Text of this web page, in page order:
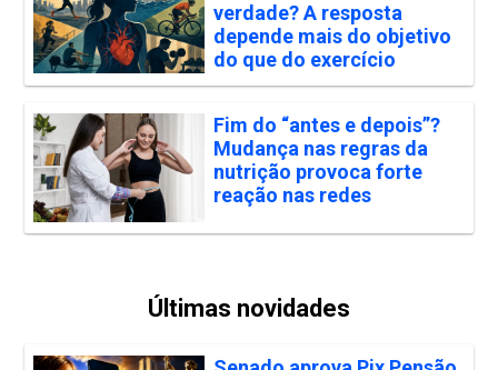
verdade? A resposta
depende mais do objetivo
do que do exercício
Fim do “antes e depois”?
Mudança nas regras da
nutrição provoca forte
reação nas redes
Últimas novidades